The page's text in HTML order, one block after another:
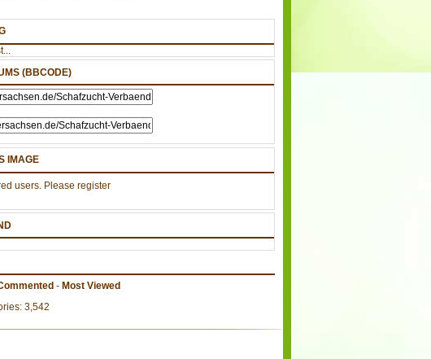
(BBCODE)
IMAGE
users. Please register
- Most Viewed
3,542